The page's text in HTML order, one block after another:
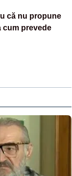
că nu propune
cum prevede